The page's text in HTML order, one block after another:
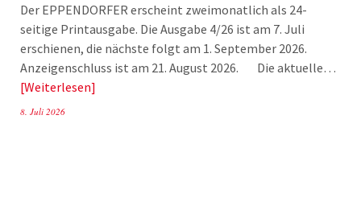
Der EPPENDORFER erscheint zweimonatlich als 24-
seitige Printausgabe. Die Ausgabe 4/26 ist am 7. Juli
erschienen, die nächste folgt am 1. September 2026.
Anzeigenschluss ist am 21. August 2026. Die aktuelle…
Weiterlesen
8. Juli 2026